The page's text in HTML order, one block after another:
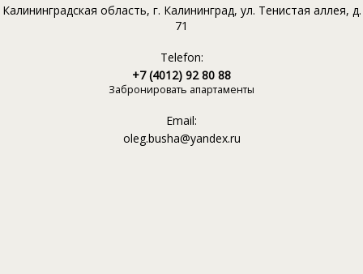
Калининградская область, г. Калининград, ул. Тенистая аллея, д.
71
Telefon:
+7 (4012) 92 80 88
Забронировать апартаменты
Email:
oleg.busha@yandex.ru